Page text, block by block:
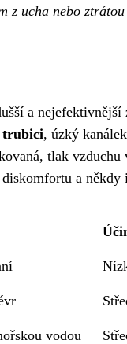
z ucha nebo
a
trubici, úzký
tlak
a někdy
vodou